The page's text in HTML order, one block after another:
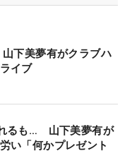
下美夢有がクラブハ
イブ
るも… 山下美夢有が
い「何かプレゼント